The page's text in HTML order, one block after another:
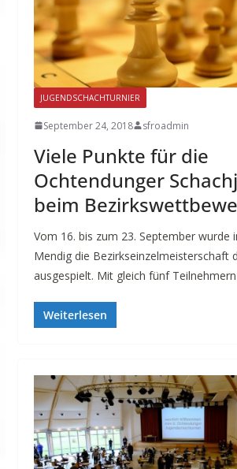
JUGENDSCHACHTURNIER
September 24, 2018 sfroadmin
Viele Punkte für die
Ochtendunger
beim
Vom 16. bis zum 23. September wurde
Mendig die Bezirkseinzelmeisterschaft
ausgespielt. Mit gleich fünf Teilnehmern
Weiterlesen